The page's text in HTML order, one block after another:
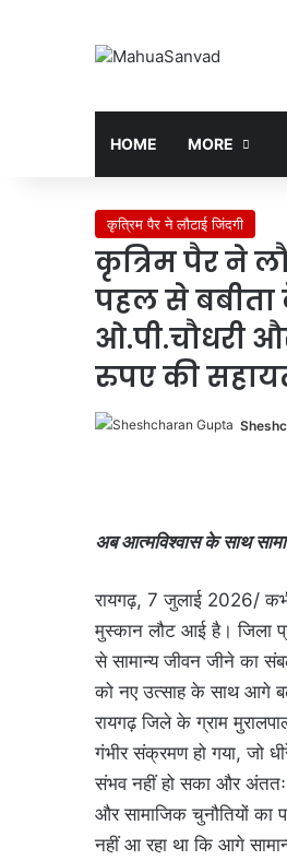
HOME MORE
कृत्रिम पैर ने लौटाई जिंदगी
कृत्रिम पैर ने
पहल से बबीता
ओ.पी.चौधरी
रुपए की
अब आत्मविश्वास के साथ
रायगढ़, 7 जुलाई 2026/
मुस्कान लौट आई है। जिला
से सामान्य जीवन जीने का
को नए उत्साह के साथ आगे
रायगढ़ जिले के ग्राम
गंभीर संक्रमण हो गया, जो
संभव नहीं हो सका और
और सामाजिक चुनौतियों
नहीं आ रहा था कि आगे